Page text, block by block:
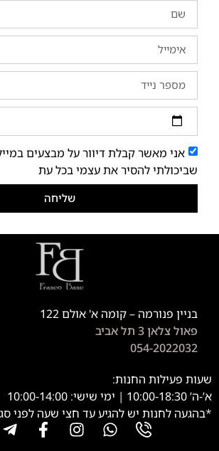
אני מאשר קבלת דיוור על מבצעים
שביכולתי להסיר את עצמי בכל עת
שליחה
בניין פנורמה – קומה א' אולם 122
פאול צלאן 3 תל אביב
054-2022032
שעות פעילות החנות:
א’-ה’ 10:00-18:30 | ימי שישי: 10:00-14:00
*בהגעה לחנות יש להגיע עד חצי שעה לפני